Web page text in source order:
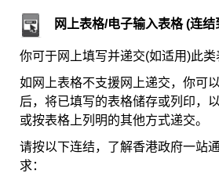
网上表格/电子输入表格 (连
你可于网上填写并递交(如适用)此类
如网上表格不支援网上递交，你可
后，将已填写的表格储存或列印，
或按表格上列明的其他方式递交。
请按以下连结，了解香港政府一站
求：